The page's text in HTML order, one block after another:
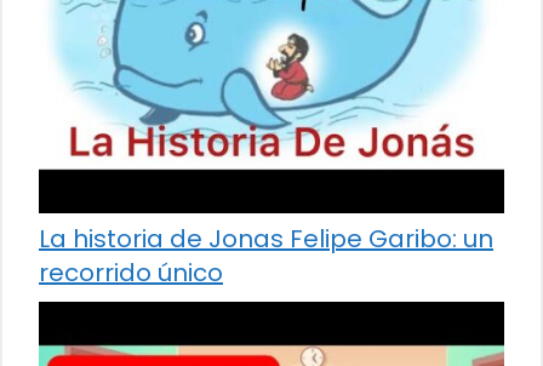
La historia de Jonas Felipe Garibo: un
recorrido único